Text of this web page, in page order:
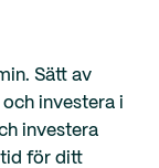
Sätt av
investera i
investera
för ditt